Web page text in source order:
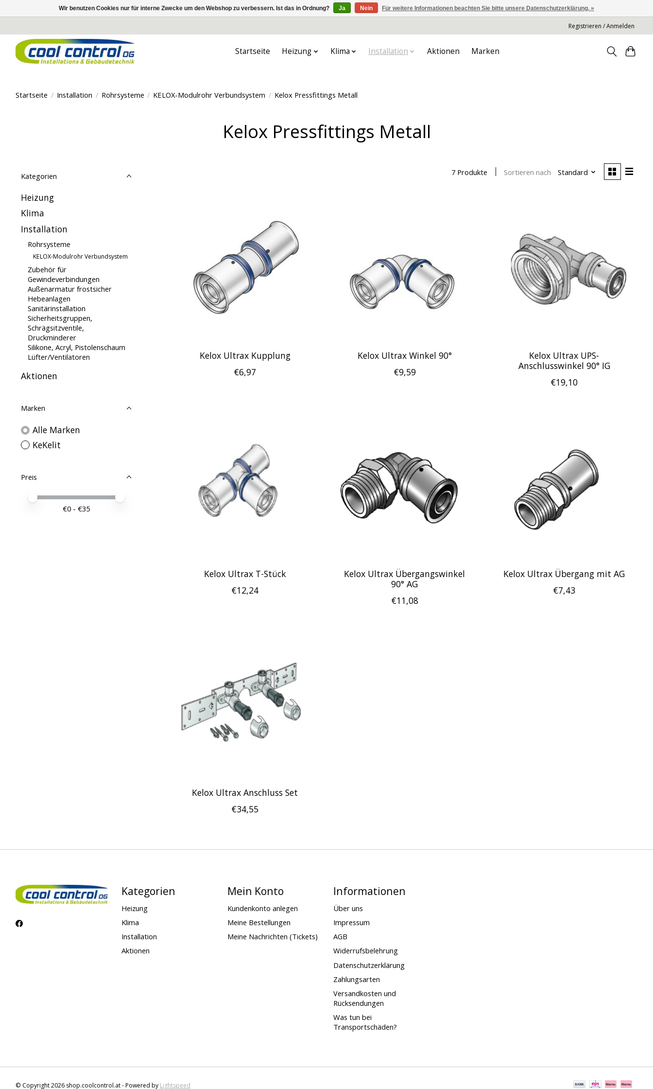
Registrieren / Anmelden
Startseite Heizung Klima Installation Aktionen Marken
Startseite / Installation / Rohrsysteme / KELOX-Modulrohr Verbundsystem / Kelox Pressfittings Metall
Kelox Pressfittings Metall
Kategorien
Heizung
Klima
Installation
Rohrsysteme
KELOX-Modulrohr Verbundsystem
Zubehör für
Gewindeverbindungen
Außenarmatur frostsicher
Hebeanlagen
Sanitärinstallation
Sicherheitsgruppen,
Schrägsitzventile,
Druckminderer
Silikone, Acryl, Pistolenschaum
Lüfter/Ventilatoren
Aktionen
Marken
Alle Marken
KeKelit
Preis
Preis – Mindestwert
Price maximum value
€0 - €35
7 Produkte Sortieren nach Standard
Kelox Ultrax Kupplung
€6,97
Kelox Ultrax Winkel 90°
€9,59
Kelox Ultrax UPS-
Anschlusswinkel 90° IG
€19,10
Kelox Ultrax T-Stück
€12,24
Kelox Ultrax Übergangswinkel
90° AG
€11,08
Kelox Ultrax Übergang mit AG
€7,43
Kelox Ultrax Anschluss Set
€34,55
Kategorien
Heizung
Klima
Installation
Aktionen
Mein Konto
Kundenkonto anlegen
Meine Bestellungen
Meine Nachrichten (Tickets)
Informationen
Über uns
Impressum
AGB
Widerrufsbelehrung
Datenschutzerklärung
Zahlungsarten
Versandkosten und
Rücksendungen
Was tun bei
Transportschäden?
© Copyright 2026 shop.coolcontrol.at - Powered by Lightspeed
Wir benutzen Cookies nur für interne Zwecke um den Webshop zu verbessern. Ist das in Ordnung? Ja Nein Für weitere Informationen beachten Sie bitte unsere Datenschutzerklärung. »